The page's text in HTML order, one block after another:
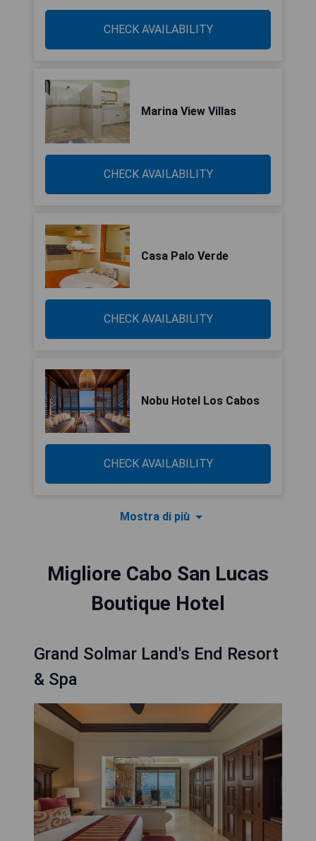
CHECK AVAILABILITY
Marina View Villas
CHECK AVAILABILITY
Casa Palo Verde
CHECK AVAILABILITY
Nobu Hotel Los Cabos
CHECK AVAILABILITY
Mostra di più
Migliore Cabo San Lucas
Boutique Hotel
Grand Solmar Land's End Resort
& Spa